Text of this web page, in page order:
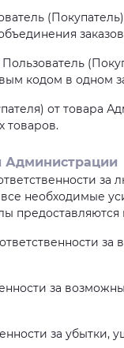
кодом в одном
от
товаров.
Администрации
необходимые
за
за